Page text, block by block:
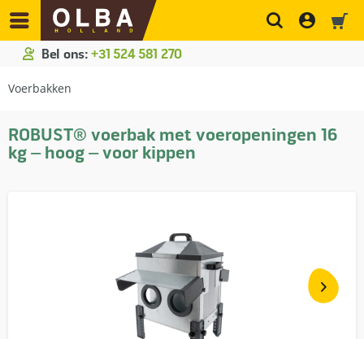
Bel ons: +31 524 581 270
Voerbakken
ROBUST® voerbak met voeropeningen 16
kg – hoog – voor kippen